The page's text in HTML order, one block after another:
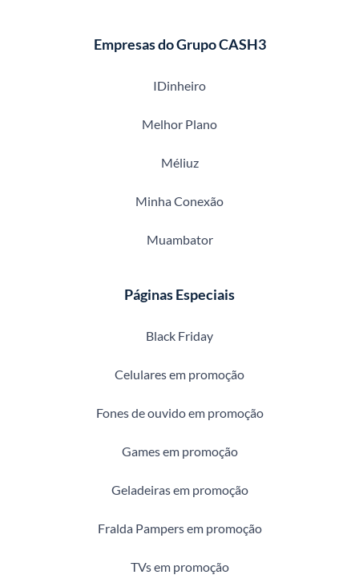
Empresas do Grupo CASH3
IDinheiro
Melhor Plano
Méliuz
Minha Conexão
Muambator
Páginas Especiais
Black Friday
Celulares em promoção
Fones de ouvido em promoção
Games em promoção
Geladeiras em promoção
Fralda Pampers em promoção
TVs em promoção